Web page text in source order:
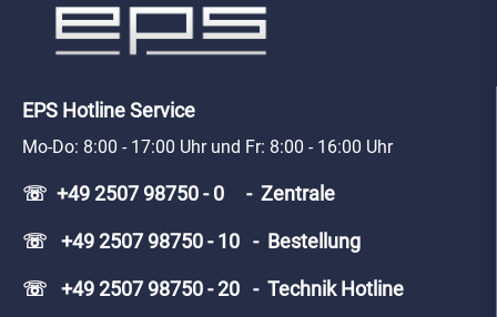
EPS Hotline Service
Mo-Do: 8:00 - 17:00 Uhr und Fr: 8:00 - 16:00 Uhr
☏ +49 2507 98750 - 0 - Zentrale
☏ +49 2507 98750 - 10 - Bestellung
☏ +49 2507 98750 - 20 - Technik Hotline